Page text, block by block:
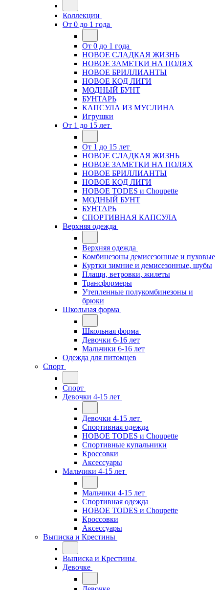
Коллекции
От 0 до 1 года
От 0 до 1 года
НОВОЕ СЛАДКАЯ ЖИЗНЬ
НОВОЕ ЗАМЕТКИ НА ПОЛЯХ
НОВОЕ БРИЛЛИАНТЫ
НОВОЕ КОД ЛИГИ
МОДНЫЙ БУНТ
БУНТАРЬ
КАПСУЛА ИЗ МУСЛИНА
Игрушки
От 1 до 15 лет
От 1 до 15 лет
НОВОЕ СЛАДКАЯ ЖИЗНЬ
НОВОЕ ЗАМЕТКИ НА ПОЛЯХ
НОВОЕ БРИЛЛИАНТЫ
НОВОЕ КОД ЛИГИ
НОВОЕ TODES и Choupette
МОДНЫЙ БУНТ
БУНТАРЬ
СПОРТИВНАЯ КАПСУЛА
Верхняя одежда
Верхняя одежда
Комбинезоны демисезонные и пуховые
Куртки зимние и демисезонные, шубы
Плащи, ветровки, жилеты
Трансформеры
Утепленные полукомбинезоны и
брюки
Школьная форма
Школьная форма
Девочки 6-16 лет
Мальчики 6-16 лет
Одежда для питомцев
Спорт
Спорт
Девочки 4-15 лет
Девочки 4-15 лет
Спортивная одежда
НОВОЕ TODES и Choupette
Спортивные купальники
Кроссовки
Аксессуары
Мальчики 4-15 лет
Мальчики 4-15 лет
Спортивная одежда
НОВОЕ TODES и Choupette
Кроссовки
Аксессуары
Выписка и Крестины
Выписка и Крестины
Девочке